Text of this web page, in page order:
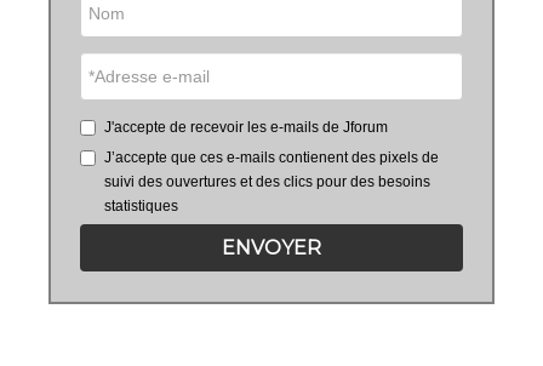
J'accepte de recevoir les e-mails de Jforum
J’accepte que ces e-mails contienent des pixels de
suivi des ouvertures et des clics pour des besoins
statistiques
ENVOYER